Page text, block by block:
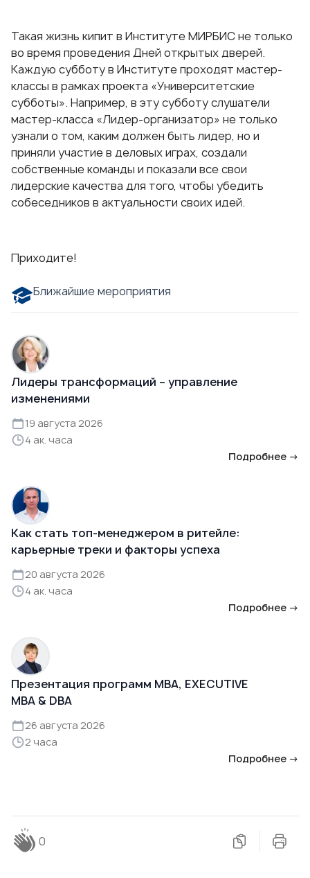
Такая жизнь кипит в Институте МИРБИС не только
во время проведения Дней открытых дверей.
Каждую субботу в Институте проходят мастер-
классы в рамках проекта «Университетские
субботы». Например, в эту субботу слушатели
мастер-класса «Лидер-организатор» не только
узнали о том, каким должен быть лидер, но и
приняли участие в деловых играх, создали
собственные команды и показали все свои
лидерские качества для того, чтобы убедить
собеседников в актуальности своих идей.
Приходите!
Ближайшие мероприятия
Лидеры трансформаций – управление
изменениями
19 августа 2026
4 ак. часа
Подробнее →
Как стать топ-менеджером в ритейле:
карьерные треки и факторы успеха
20 августа 2026
4 ак. часа
Подробнее →
Презентация программ MBA, EXECUTIVE
MBA & DBA
26 августа 2026
2 часа
Подробнее →
0